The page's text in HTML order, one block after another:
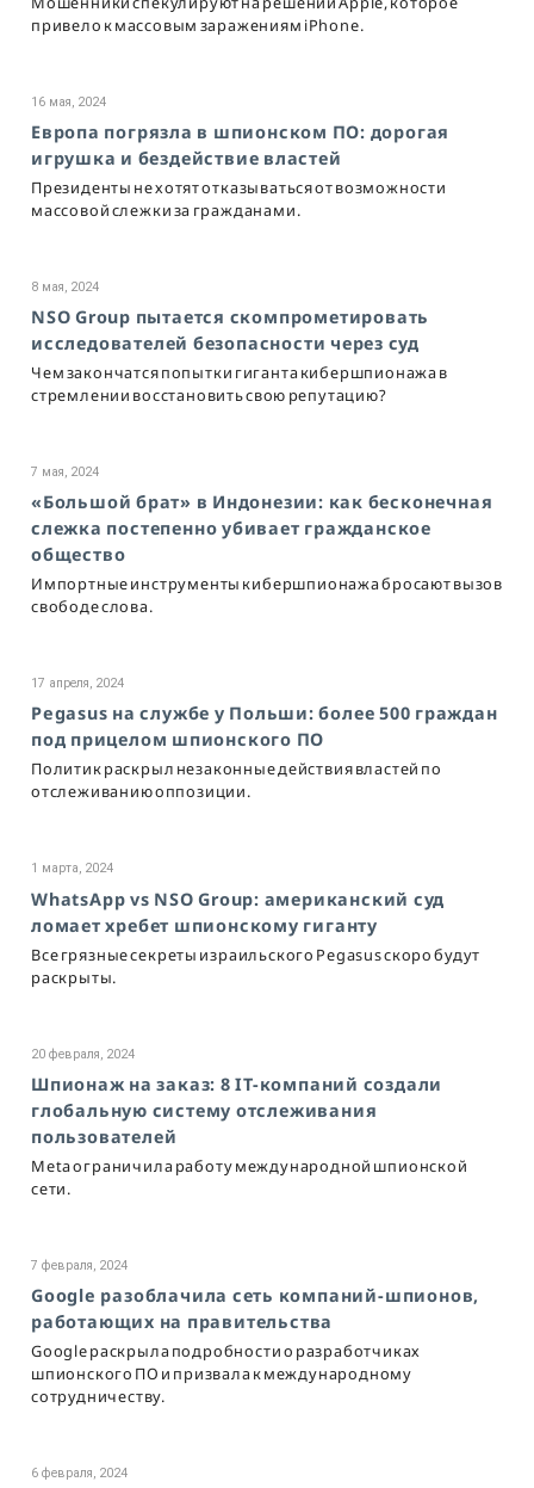
привело к массовым заражениям iPhone.
16 мая, 2024
Европа погрязла в шпионском ПО: дорогая
игрушка и бездействие властей
Президенты не хотят отказываться от возможности
массовой слежки за гражданами.
8 мая, 2024
NSO Group пытается скомпрометировать
исследователей безопасности через суд
Чем закончатся попытки гиганта кибершпионажа в
стремлении восстановить свою репутацию?
7 мая, 2024
«Большой брат» в Индонезии: как бесконечная
слежка постепенно убивает гражданское
общество
Импортные инструменты кибершпионажа бросают вызов
свободе слова.
17 апреля, 2024
Pegasus на службе у Польши: более 500 граждан
под прицелом шпионского ПО
Политик раскрыл незаконные действия властей по
отслеживанию оппозиции.
1 марта, 2024
WhatsApp vs NSO Group: американский суд
ломает хребет шпионскому гиганту
Все грязные секреты израильского Pegasus скоро будут
раскрыты.
20 февраля, 2024
Шпионаж на заказ: 8 IT-компаний создали
глобальную систему отслеживания
пользователей
Meta ограничила работу международной шпионской
сети.
7 февраля, 2024
Google разоблачила сеть компаний-шпионов,
работающих на правительства
Google раскрыла подробности о разработчиках
шпионского ПО и призвала к международному
сотрудничеству.
6 февраля, 2024